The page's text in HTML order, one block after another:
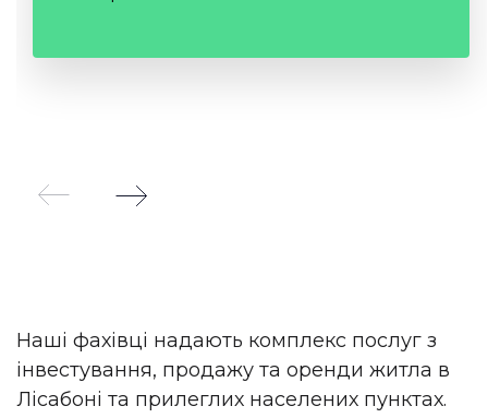
Наші фахівці надають комплекс послуг з
інвестування, продажу та оренди житла в
Лісабоні та прилеглих населених пунктах.